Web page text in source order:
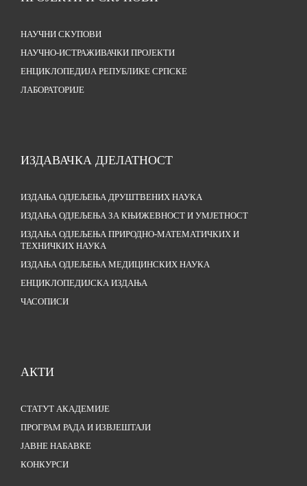
НАУЧНИ СКУПОВИ
НАУЧНО-ИСТРАЖИВАЧКИ ПРОЈЕКТИ
ЕНЦИКЛОПЕДИЈА РЕПУБЛИКЕ СРПСКЕ
ЛАБОРАТОРИЈЕ
ИЗДАВАЧКА ДЈЕЛАТНОСТ
ИЗДАЊА ОДЈЕЉЕЊА ДРУШТВЕНИХ НАУКА
ИЗДАЊА ОДЈЕЉЕЊА ЗА КЊИЖЕВНОСТ И УМЈЕТНОСТ
ИЗДАЊА ОДЈЕЉЕЊА ПРИРОДНО-МАТЕМАТИЧКИХ И
ТЕХНИЧКИХ НАУКА
ИЗДАЊА ОДЈЕЉЕЊА МЕДИЦИНСКИХ НАУКА
ЕНЦИКЛОПЕДИЈСКА ИЗДАЊА
ЧАСОПИСИ
АКТИ
СТАТУТ АКАДЕМИЈЕ
ПРОГРАМ РАДА И ИЗВЈЕШТАЈИ
ЈАВНЕ НАБАВКЕ
КОНКУРСИ